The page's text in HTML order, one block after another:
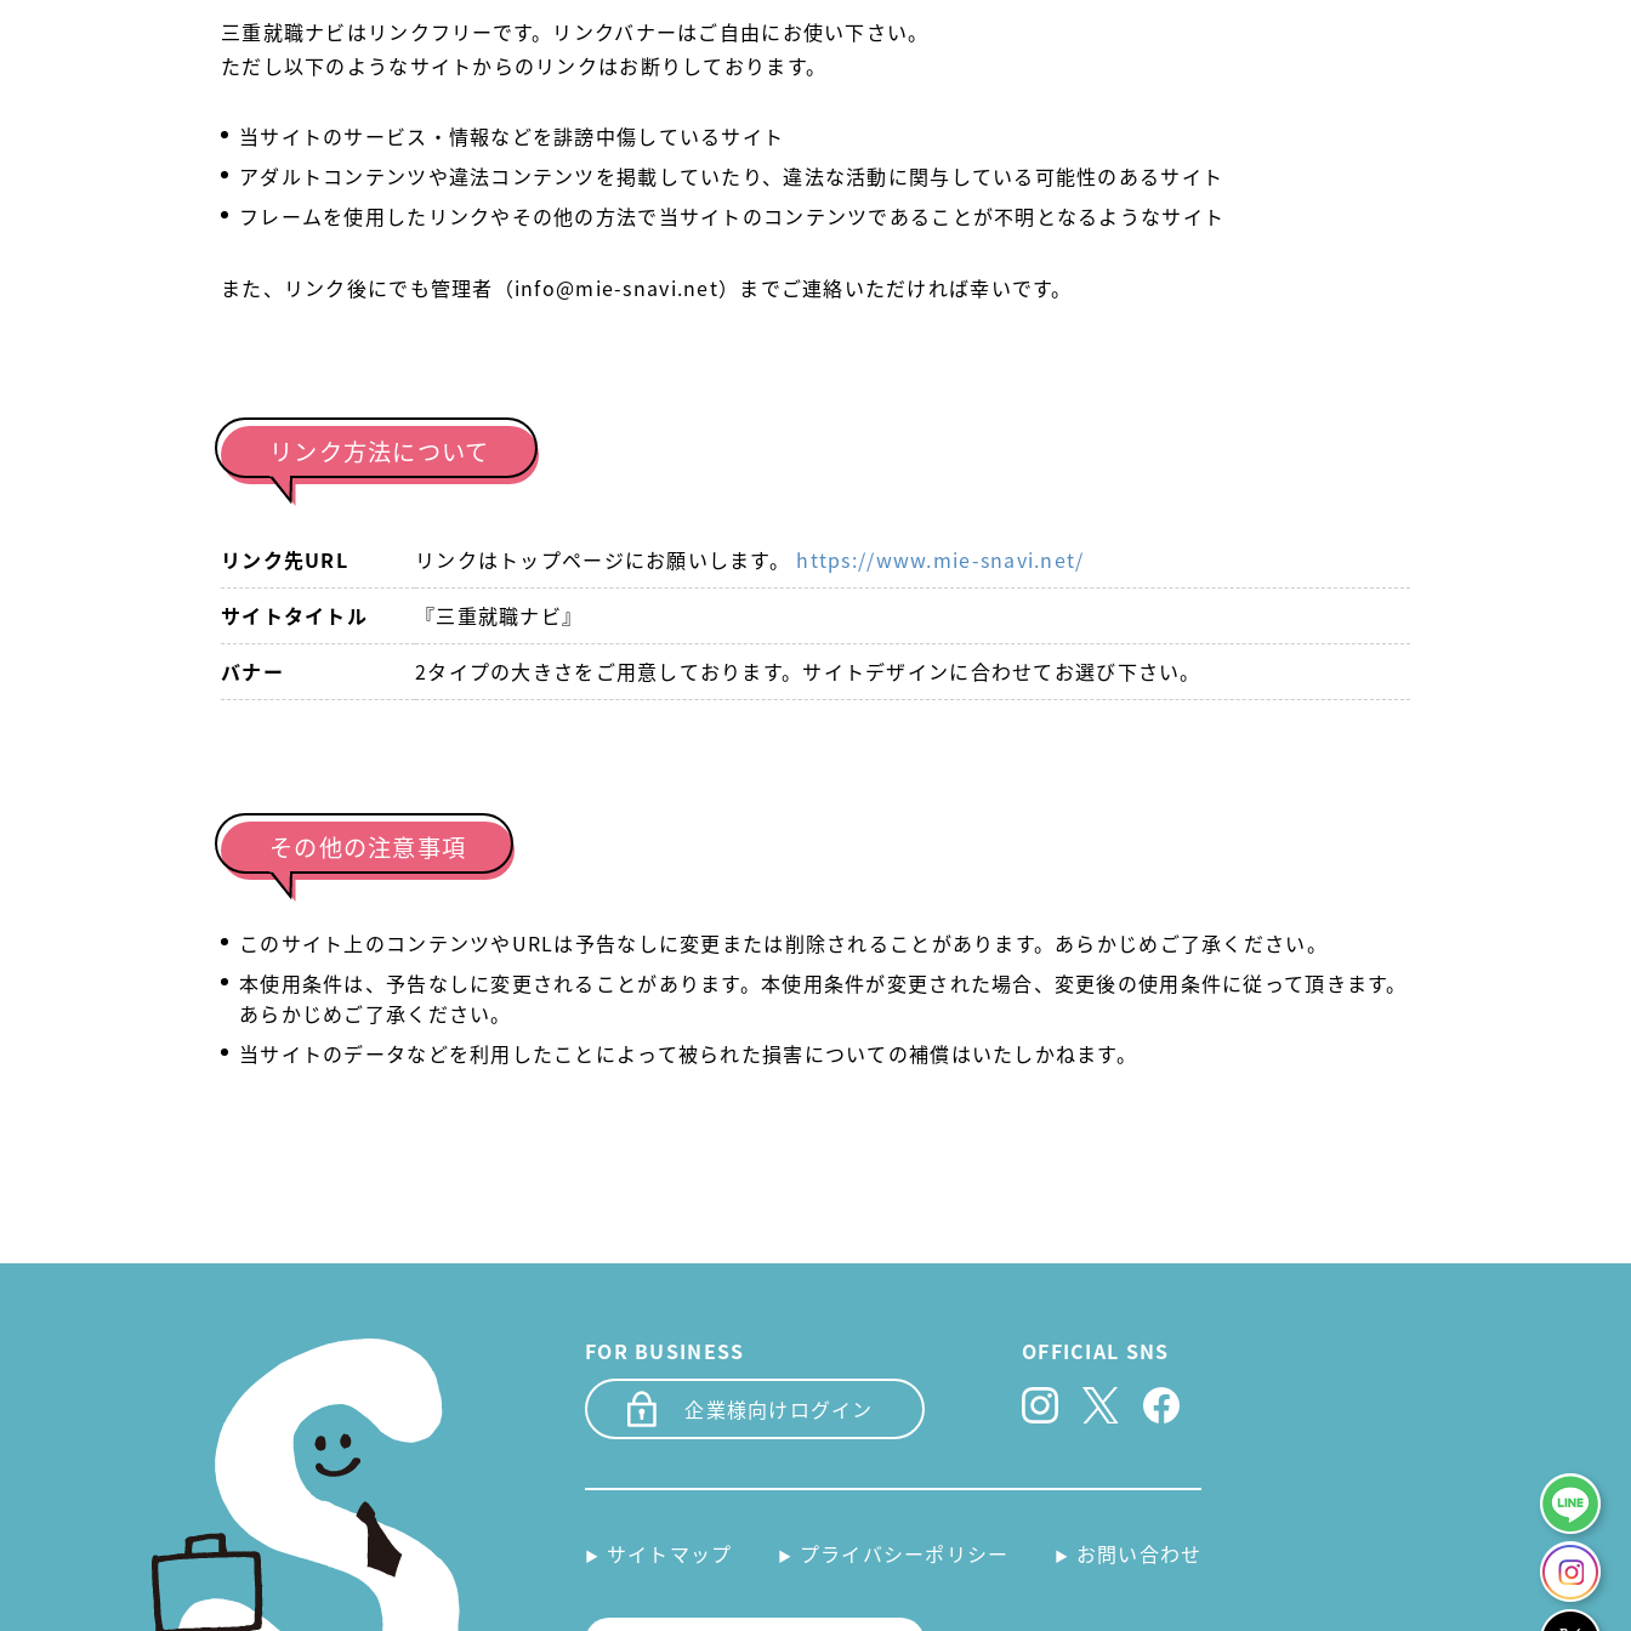
三重就職ナビはリンクフリーです。リンクバナーはご自由にお使い下さい。
ただし以下のようなサイトからのリンクはお断りしております。
当サイトのサービス・情報などを誹謗中傷しているサイト
アダルトコンテンツや違法コンテンツを掲載していたり、違法な活動に関与している可能性のあるサイト
フレームを使用したリンクやその他の方法で当サイトのコンテンツであることが不明となるようなサイト
また、リンク後にでも管理者（info@mie-snavi.net）までご連絡いただければ幸いです。
リンク方法について
リンク先URL リンクはトップページにお願いします。 https://www.mie-snavi.net/
サイトタイトル
『三重就職ナビ』
バナー
2タイプの大きさをご用意しております。サイトデザインに合わせてお選び下さい。
その他の注意事項
このサイト上のコンテンツやURLは予告なしに変更または削除されることがあります。あらかじめご了承ください。
本使用条件は、予告なしに変更されることがあります。本使用条件が変更された場合、変更後の使用条件に従って頂きます。
あらかじめご了承ください。
当サイトのデータなどを利用したことによって被られた損害についての補償はいたしかねます。
FOR BUSINESS
企業様向けログイン
OFFICIAL SNS
サイトマップ プライバシーポリシー お問い合わせ